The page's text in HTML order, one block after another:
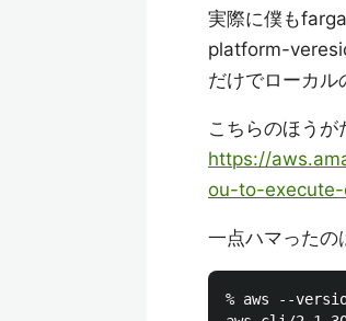
実際に僕も
platform-
だけでローカル
こちらのほうが
https://
ou-to-
一点ハマったの
% aws --